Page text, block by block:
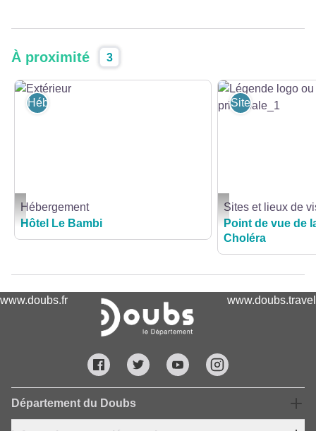
À proximité 3
Extérieur - Office de Tourisme de Baume les Dames
Hébergement
Hébergement
Hôtel Le Bambi
Légende logo ou
Sites et lieux de
Sites et lieux de
Point de vue de
Choléra
www.doubs.fr www.doubs.travel
Département du Doubs